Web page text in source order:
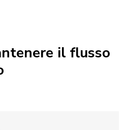
il flusso